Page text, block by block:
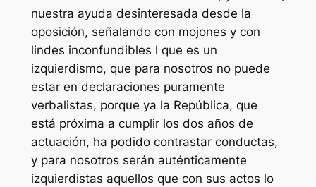
nuestra ayuda desinteresada desde la
oposición, señalando con mojones y con
lindes inconfundibles l que es un
izquierdismo, que para nosotros no puede
estar en declaraciones puramente
verbalistas, porque ya la República, que
está próxima a cumplir los dos años de
actuación, ha podido contrastar conductas,
y para nosotros serán auténticamente
izquierdistas aquellos que con sus actos lo